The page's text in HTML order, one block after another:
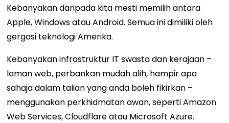
Kebanyakan daripada kita mesti memilih antara
Apple, Windows atau Android. Semua ini dimiliki oleh
gergasi teknologi Amerika.
Kebanyakan infrastruktur IT swasta dan kerajaan –
laman web, perbankan mudah alih, hampir apa
sahaja dalam talian yang anda boleh fikirkan –
menggunakan perkhidmatan awan, seperti Amazon
Web Services, Cloudflare atau Microsoft Azure.